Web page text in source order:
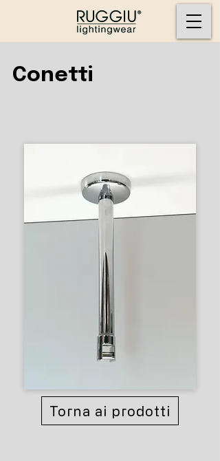
Conetti
Torna ai prodotti